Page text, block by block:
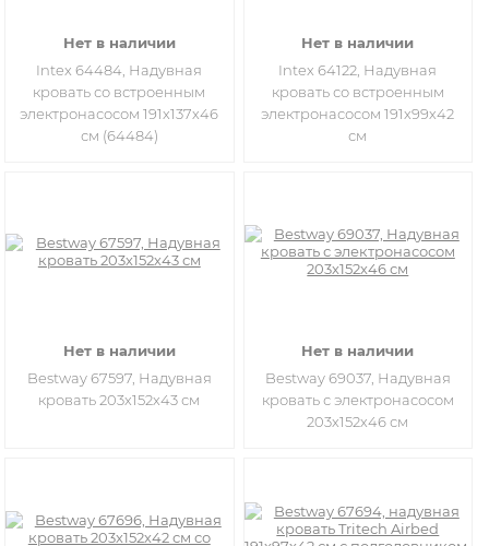
Нет в наличии
Intex 64484, Надувная
кровать со встроенным
электронасосом 191х137х46
см (64484)
Нет в наличии
Intex 64122, Надувная
кровать со встроенным
электронасосом 191х99х42
см
Нет в наличии
Bestway 67597, Надувная
кровать 203х152х43 см
Нет в наличии
Bestway 69037, Надувная
кровать с электронасосом
203х152х46 см